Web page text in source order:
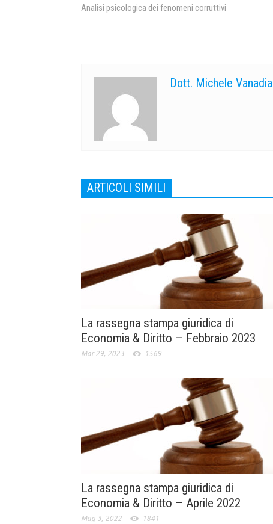
Analisi psicologica dei fenomeni corruttivi
Dott. Michele Vanadia
ARTICOLI SIMILI
La rassegna stampa giuridica di
Economia & Diritto – Febbraio 2023
Mar 29, 2023 1569
La rassegna stampa giuridica di
Economia & Diritto – Aprile 2022
Mag 3, 2022 1841